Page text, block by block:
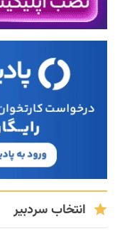
انتخاب سردبیر